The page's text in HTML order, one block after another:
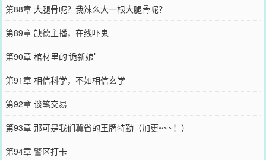
第88章 大腿骨呢？我辣么大一根大腿骨呢？
第89章 缺德主播，在线吓鬼
第90章 棺材里的‘诡新娘’
第91章 相信科学，不如相信玄学
第92章 谈笔交易
第93章 那可是我们冀省的王牌特勤（加更~~~！）
第94章 警区打卡